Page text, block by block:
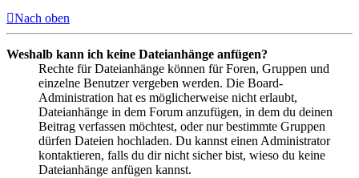
Nach oben
Weshalb kann ich keine Dateianhänge anfügen?
Rechte für Dateianhänge können für Foren, Gruppen und
einzelne Benutzer vergeben werden. Die Board-
Administration hat es möglicherweise nicht erlaubt,
Dateianhänge in dem Forum anzufügen, in dem du deinen
Beitrag verfassen möchtest, oder nur bestimmte Gruppen
dürfen Dateien hochladen. Du kannst einen Administrator
kontaktieren, falls du dir nicht sicher bist, wieso du keine
Dateianhänge anfügen kannst.